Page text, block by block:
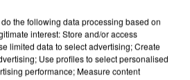
do the following data processing based on
interest: Store and/or access
limited data to select advertising; Create
Use profiles to select personalised
performance; Measure content